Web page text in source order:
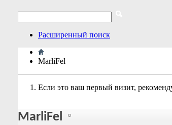
Расширенный поиск
MarliFel
Если это ваш первый визит,
MarliFel